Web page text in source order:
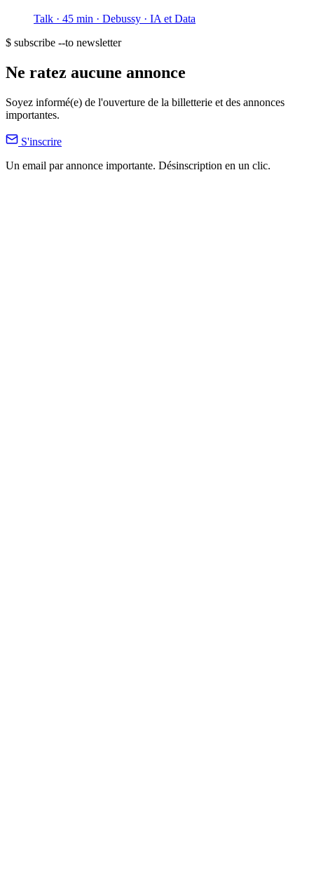
Talk · 45 min · Debussy · IA et Data
$ subscribe --to newsletter
Ne ratez aucune annonce
Soyez informé(e) de l'ouverture de la billetterie et des annonces
importantes.
S'inscrire
Un email par annonce importante. Désinscription en un clic.